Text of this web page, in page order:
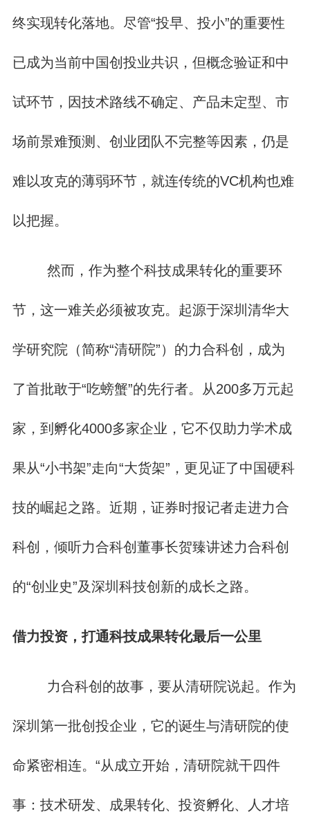
终实现转化落地。尽管“投早、投小”的重要性
已成为当前中国创投业共识，但概念验证和中
试环节，因技术路线不确定、产品未定型、市
场前景难预测、创业团队不完整等因素，仍是
难以攻克的薄弱环节，就连传统的VC机构也难
以把握。
然而，作为整个科技成果转化的重要环
节，这一难关必须被攻克。起源于深圳清华大
学研究院（简称“清研院”）的力合科创，成为
了首批敢于“吃螃蟹”的先行者。从200多万元起
家，到孵化4000多家企业，它不仅助力学术成
果从“小书架”走向“大货架”，更见证了中国硬科
技的崛起之路。近期，证券时报记者走进力合
科创，倾听力合科创董事长贺臻讲述力合科创
的“创业史”及深圳科技创新的成长之路。
借力投资，打通科技成果转化最后一公里
力合科创的故事，要从清研院说起。作为
深圳第一批创投企业，它的诞生与清研院的使
命紧密相连。“从成立开始，清研院就干四件
事：技术研发、成果转化、投资孵化、人才培